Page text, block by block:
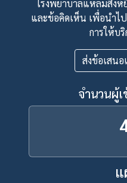
โรงพยาบาลแหลมสิง
และข้อคิดเห็น เพื่อนำ
การให้บ
ส่งข้อเสน
จำนวนผู้